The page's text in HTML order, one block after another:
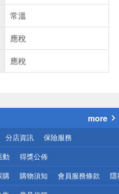
常溫
應稅
應稅
心！
more
分店資訊 保險服務
動 得獎公佈
購 購物須知 會員服務條款 隱